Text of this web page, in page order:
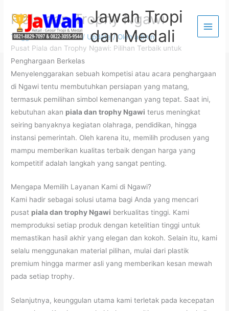
konten
Jawah Tropi
dan Medali
Piala dan Trophy Ngawi
Tinggalkan Komentar / Update/ Olehadmin
Pusat Piala dan Trophy Ngawi: Pilihan Terbaik untuk
Penghargaan Berkelas
Menyelenggarakan sebuah kompetisi atau acara penghargaan
di Ngawi tentu membutuhkan persiapan yang matang,
termasuk pemilihan simbol kemenangan yang tepat. Saat ini,
kebutuhan akan piala dan trophy Ngawi terus meningkat
seiring banyaknya kegiatan olahraga, pendidikan, hingga
instansi pemerintah. Oleh karena itu, memilih produsen yang
mampu memberikan kualitas terbaik dengan harga yang
kompetitif adalah langkah yang sangat penting.
Mengapa Memilih Layanan Kami di Ngawi?
Kami hadir sebagai solusi utama bagi Anda yang mencari
pusat piala dan trophy Ngawi berkualitas tinggi. Kami
memproduksi setiap produk dengan ketelitian tinggi untuk
memastikan hasil akhir yang elegan dan kokoh. Selain itu, kami
selalu menggunakan material pilihan, mulai dari plastik
premium hingga marmer asli yang memberikan kesan mewah
pada setiap trophy.
Selanjutnya, keunggulan utama kami terletak pada kecepatan